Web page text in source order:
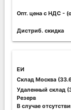
Опт. цена c НДС -
Дистриб. скидка
ЕИ
Склад Москва
Удаленный склад
Резерв
В случае